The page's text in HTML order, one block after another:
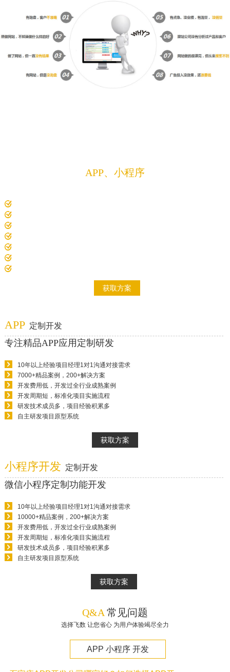
APP、小程序
获取方案
APP定制开发
专注精品APP应用定制研发
10年以上经验项目经理1对1沟通对接需求
7000+精品案例，200+解决方案
开发费用低，开发过全行业成熟案例
开发周期短，标准化项目实施流程
研发技术成员多，项目经验积累多
自主研发项目原型系统
获取方案
小程序开发 定制开发
微信小程序定制功能开发
10年以上经验项目经理1对1沟通对接需求
10000+精品案例，200+解决方案
开发费用低，开发过全行业成熟案例
开发周期短，标准化项目实施流程
研发技术成员多，项目经验积累多
自主研发项目原型系统
获取方案
Q&A 常见问题
选择飞数 让您省心 为用户体验竭尽全力
APP 小程序 开发